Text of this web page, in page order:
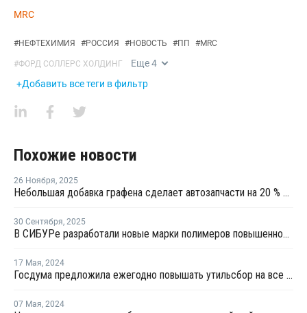
MRC
#НЕФТЕХИМИЯ #РОССИЯ #НОВОСТЬ #ПП #MRC
#ФОРД СОЛЛЕРС ХОЛДИНГ Еще4
+Добавить все теги в фильтр
Похожие новости
26 Ноября, 2025
Небольшая добавка графена сделает автозапчасти на 20 % прочнее и на 18 % легче
30 Сентября, 2025
В СИБУРе разработали новые марки полимеров повышенной прочности
17 Мая, 2024
Госдума предложила ежегодно повышать утильсбор на все автомобили
07 Мая, 2024